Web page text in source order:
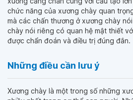
chức năng của xương chày quan
mà các chấn thương ở xương chày
chày nói riêng có quan hệ mật thiết
được chẩn đoán và điều trị đúng đắn.
Những điều cần lưu ý
Xương chày là một trong số những